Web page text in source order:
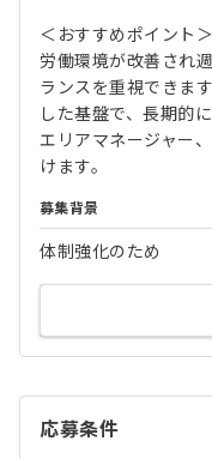
＜おすすめポイント＞
労働環境が改善され
ランスを重視できま
した基盤で、長期的
エリアマネージャー
けます。
募集背景
体制強化のため
応募条件